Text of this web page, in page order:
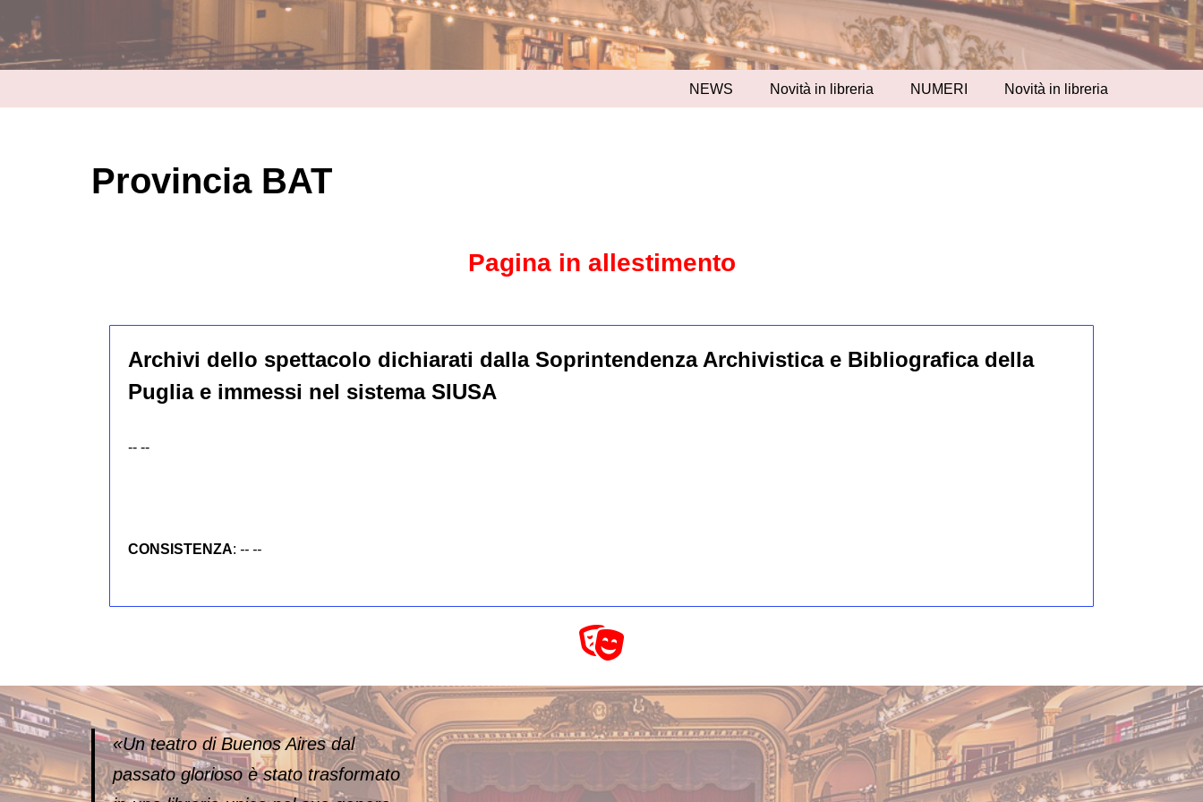
NEWS Novità in libreria NUMERI Novità in libreria
Provincia BAT
Pagina in allestimento
Archivi dello spettacolo dichiarati dalla Soprintendenza Archivistica e Bibliografica della
Puglia e immessi nel sistema SIUSA
-- --
CONSISTENZA: -- --
«Un teatro di Buenos Aires dal
passato glorioso è stato trasformato